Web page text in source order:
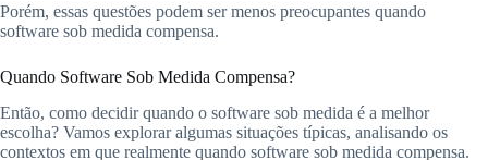
Porém, essas questões podem ser menos preocupantes quando
software sob medida compensa.
Quando Software Sob Medida Compensa?
Então, como decidir quando o software sob medida é a melhor
escolha? Vamos explorar algumas situações típicas, analisando os
contextos em que realmente quando software sob medida compensa.